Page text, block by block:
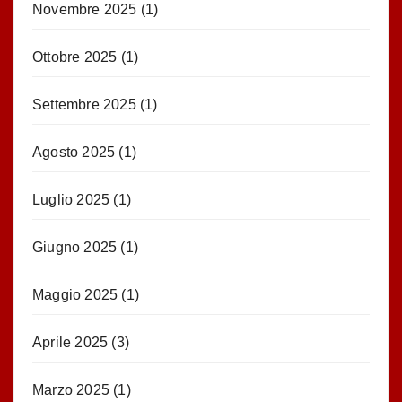
Novembre 2025 (1)
Ottobre 2025 (1)
Settembre 2025(1)
Agosto 2025 (1)
Luglio 2025 (1)
Giugno 2025 (1)
Maggio 2025 (1)
Aprile 2025 (3)
Marzo 2025 (1)